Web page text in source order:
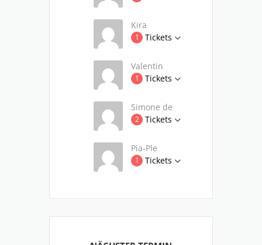
Kira
1 Tickets
Valentin
1 Tickets
Simone de
2 Tickets
Pia-Ple
1 Tickets